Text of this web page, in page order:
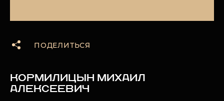
ПОДЕЛИТЬСЯ
КОРМИЛИЦЫН МИХАИЛ
АЛЕКСЕЕВИЧ